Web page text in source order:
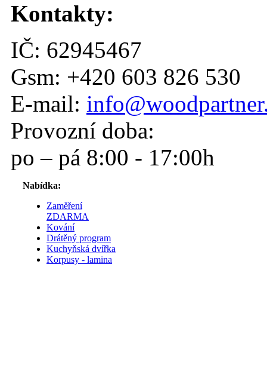
Kontakty:
IČ: 62945467
Gsm: +420 603 826 530
E-mail:
Provozní doba:
po – pá 8:00 - 17:00h
Nabídka:
Zaměření
ZDARMA
Kování
Drátěný program
Kuchyňská dvířka
Korpusy - lamina